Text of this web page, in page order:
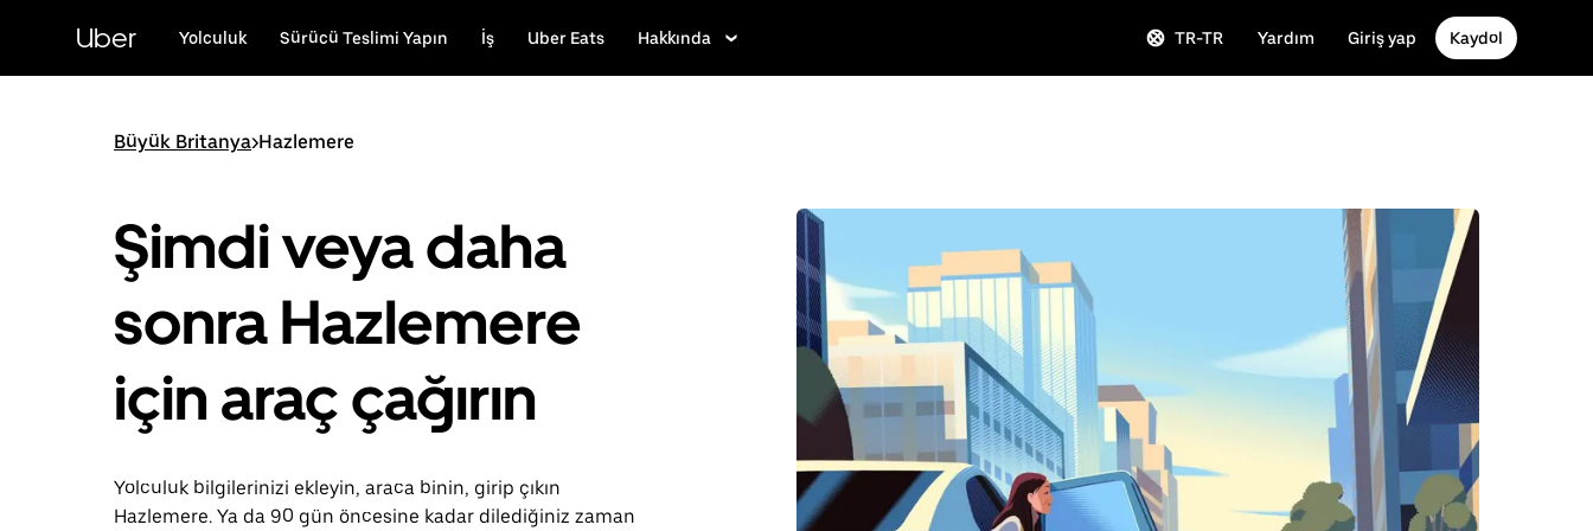
Uber Yolculuk Sürücü Teslimi Yapın İş Uber Eats Hakkında TR-TR Yardım Giriş yap Kaydol
Büyük Britanya>Hazlemere
Şimdi veya daha
sonra Hazlemere
için araç çağırın
Yolculuk bilgilerinizi ekleyin, araca binin, girip çıkın
Hazlemere. Ya da 90 gün öncesine kadar dilediğiniz zaman